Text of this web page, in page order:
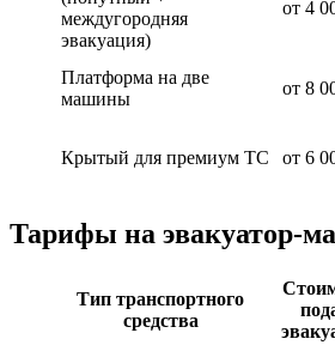
междугородняя
эвакуация)
от 4
Платформа на две
машины
от 8
Крытый для премиум ТС от 6
Тарифы на эвакуатор-
Тип транспортного
средства